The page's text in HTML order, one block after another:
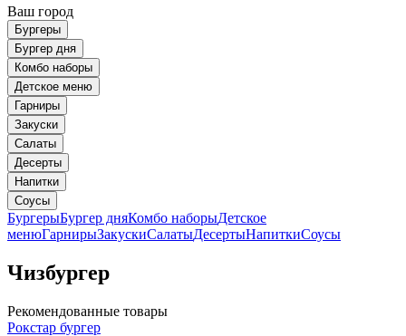
Ваш город
Бургеры
Бургер дня
Комбо наборы
Детское меню
Гарниры
Закуски
Салаты
Десерты
Напитки
Соусы
БургерыБургер дняКомбо наборыДетское
менюГарнирыЗакускиСалатыДесертыНапиткиСоусы
Чизбургер
Рекомендованные товары
Рокстар бургер